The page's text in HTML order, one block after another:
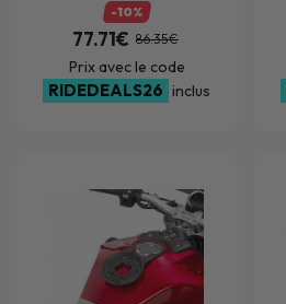
-10%
77.71€ 86.35€
Prix avec le code
RIDEDEALS26 inclus